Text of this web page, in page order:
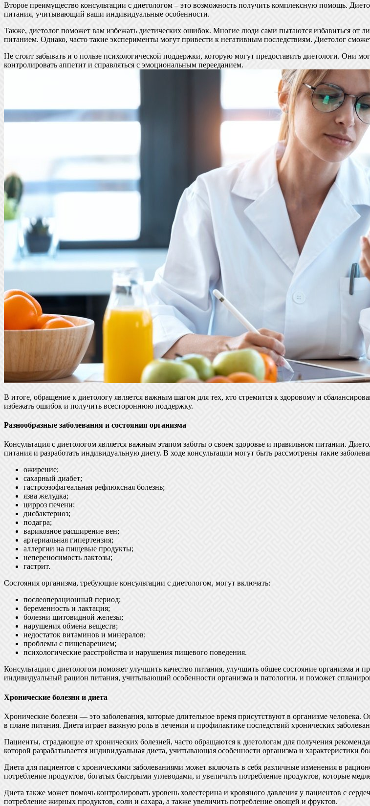
Второе преимущество консультации с диетологом – это возможность получить комплексную помощь.
питания, учитывающий ваши индивидуальные особенности.
Также, диетолог поможет вам избежать диетических ошибок. Многие люди сами пытаются избавиться от
питанием. Однако, часто такие эксперименты могут привести к негативным последствиям. Диетолог
Не стоит забывать и о пользе психологической поддержки, которую могут предоставить диетологи. Они
контролировать аппетит и справляться с эмоциональным перееданием.
В итоге, обращение к диетологу является важным шагом для тех, кто стремится к здоровому и
избежать ошибок и получить всестороннюю поддержку.
Разнообразные заболевания и состояния организма
Консультация с диетологом является важным этапом заботы о своем здоровье и правильном питании.
питания и разработать индивидуальную диету. В ходе консультации могут быть рассмотрены такие
ожирение;
сахарный диабет;
гастроэзофагеальная рефлюксная болезнь;
язва желудка;
цирроз печени;
дисбактериоз;
подагра;
варикозное расширение вен;
артериальная гипертензия;
аллергии на пищевые продукты;
непереносимость лактозы;
гастрит.
Состояния организма, требующие консультации с диетологом, могут включать:
послеоперационный период;
беременность и лактация;
болезни щитовидной железы;
нарушения обмена веществ;
недостаток витаминов и минералов;
проблемы с пищеварением;
психологические расстройства и нарушения пищевого поведения.
Консультация с диетологом поможет улучшить качество питания, улучшить общее состояние организма и
индивидуальный рацион питания, учитывающий особенности организма и патологии, и поможет
Хронические болезни и диета
Хронические болезни — это заболевания, которые длительное время присутствуют в организме
в плане питания. Диета играет важную роль в лечении и профилактике последствий хронических
Пациенты, страдающие от хронических болезней, часто обращаются к диетологам для получения
которой разрабатывается индивидуальная диета, учитывающая особенности организма и характеристики
Диета для пациентов с хроническими заболеваниями может включать в себя различные изменения в
потребление продуктов, богатых быстрыми углеводами, и увеличить потребление продуктов, которые
Диета также может помочь контролировать уровень холестерина и кровяного давления у пациентов с
потребление жирных продуктов, соли и сахара, а также увеличить потребление овощей и фруктов.